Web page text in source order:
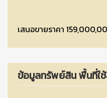
เสนอขายราคา
ข้อมูลทรัพย์สิน พื้นที่ใ